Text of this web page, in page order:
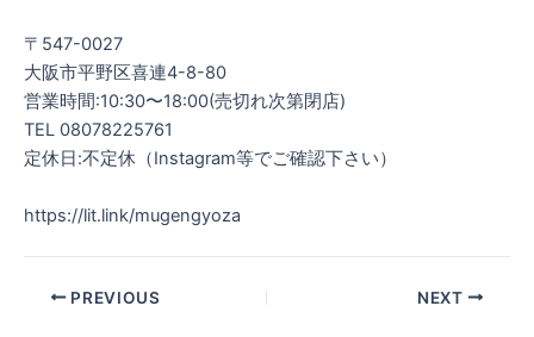
〒547-0027⠀
大阪市平野区喜連4-8-80⠀
営業時間:10:30〜18:00(売切れ次第閉店)⠀
TEL 08078225761⠀
定休日:不定休（Instagram等でご確認下さい）⠀
https://lit.link/mugengyoza
PREVIOUS NEXT